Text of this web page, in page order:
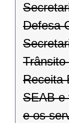
Defesa
Receita
SEAB e
e os